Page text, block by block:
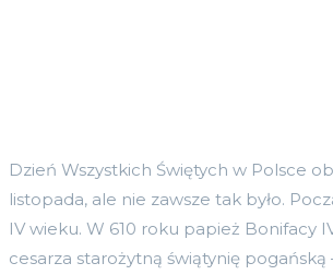
Dzień Wszystkich Świętych w Polsce
listopada, ale nie zawsze tak było.
IV wieku. W 610 roku papież Bonifacy
cesarza starożytną świątynię